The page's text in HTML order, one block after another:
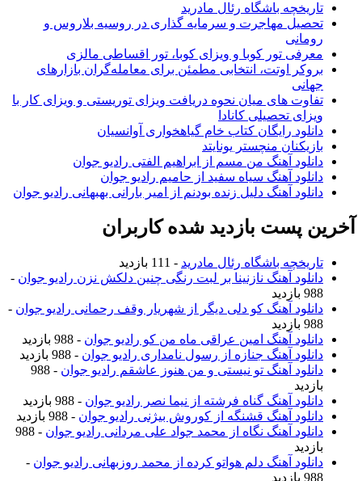
تاریخچه باشگاه رئال مادرید
تحصیل مهاجرت و سرمایه گذاری در روسیه بلاروس و
رومانی
معرفی تور کوبا و ویزای کوبا، تور اقساطی مالزی
بروکر اوتت، انتخابی مطمئن برای معامله‌گران بازارهای
جهانی
تفاوت های میان نحوه دریافت ویزای توریستی و ویزای کار با
ویزای تحصیلی کانادا
دانلود رایگان کتاب خام گیاهخواری آوانسیان
بازیکنان منچستر یونایتد
دانلود آهنگ من مسم از ابراهیم الفتی رادیو جوان
دانلود آهنگ سیاه سفید از حامیم رادیو جوان
دانلود آهنگ دلیل زنده بودنم از امیر بارانی بهبهانی رادیو جوان
آخرین پست بازدید شده کاربران
تاریخچه باشگاه رئال مادرید - 111 بازدید
دانلود آهنگ نازنینا بر لبت رنگی چنین دلکش نزن رادیو جوان -
988 بازدید
دانلود آهنگ کو دلی دیگر از شهریار وقف رحمانی رادیو جوان -
988 بازدید
دانلود آهنگ امین عراقی ماه من کو رادیو جوان - 988 بازدید
دانلود آهنگ جنازه از رسول نامداری رادیو جوان - 988 بازدید
دانلود آهنگ تو نیستی و من هنوز عاشقم رادیو جوان
- 988
بازدید
دانلود آهنگ گناه فرشته از نیما نصر رادیو جوان - 988 بازدید
دانلود آهنگ قشنگه از کوروش بیژنی رادیو جوان - 988 بازدید
دانلود آهنگ نگاه از محمد جواد علی مردانی رادیو جوان
- 988
بازدید
دانلود آهنگ دلم هواتو کرده از محمد روزبهانی رادیو جوان -
988 بازدید